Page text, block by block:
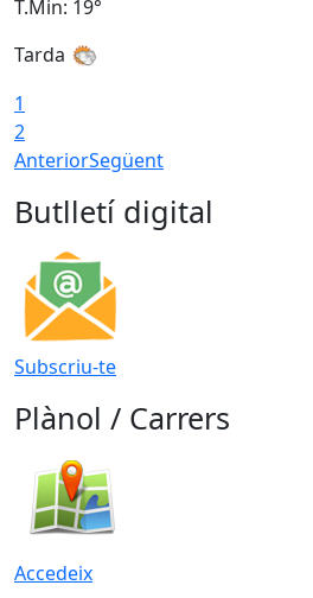
T.Min: 19°
Tarda
1
2
AnteriorSegüent
Butlletí digital
Subscriu-te
Plànol / Carrers
Accedeix